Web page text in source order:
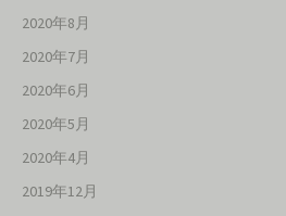
2020年8月
2020年7月
2020年6月
2020年5月
2020年4月
2019年12月